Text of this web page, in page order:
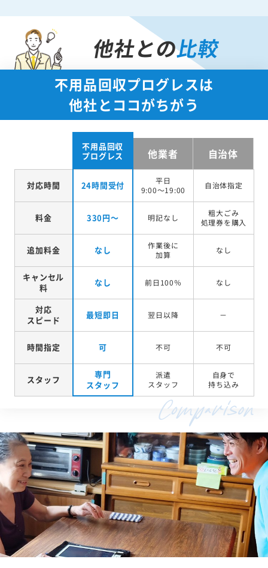
他社との比較
不用品回収プログレスは
他社とココがちがう
不用品回収
プログレス
他業者 自治体
対応時間 24時間受付
平日
9:00～19:00
自治体指定
料金 330円～ 明記なし
粗大ごみ
処理券を購入
追加料金 なし
作業後に
加算
なし
キャンセル
料
なし 前日100％ なし
対応
スピード
最短即日 翌日以降 －
時間指定 可 不可 不可
スタッフ
専門
スタッフ
派遣
スタッフ
自身で
持ち込み